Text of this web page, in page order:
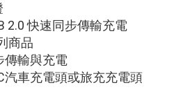
2.0快速同步傳輸充電
商品
輸與充電
車充電頭或旅充充電頭